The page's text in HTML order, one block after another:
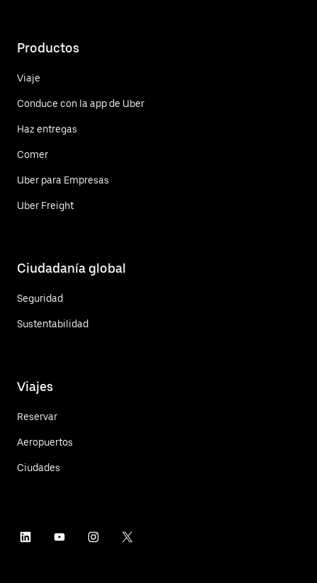
Productos
Viaje
Conduce con la app de Uber
Haz entregas
Comer
Uber para Empresas
Uber Freight
Ciudadanía global
Seguridad
Sustentabilidad
Viajes
Reservar
Aeropuertos
Ciudades